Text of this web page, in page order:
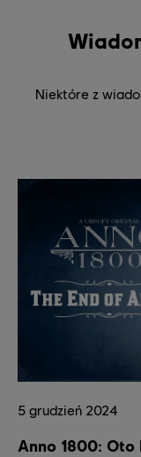
Niektóre z
5 grudzień 2024
Anno 1800: Oto